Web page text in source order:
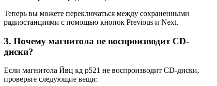
Теперь вы можете переключаться между сохраненными
радиостанциями с помощью кнопок Previous и Next.
3. Почему магнитола не воспроизводит CD-
диски?
Если магнитола Йвц кд р521 не воспроизводит CD-диски,
проверьте следующие вещи: